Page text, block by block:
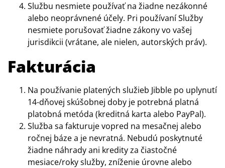
Službu nesmiete používať na žiadne nezákonné
alebo neoprávnené účely. Pri používaní Služby
nesmiete porušovať žiadne zákony vo vašej
jurisdikcii (vrátane, ale nielen, autorských práv).
Fakturácia
Na používanie platených služieb Jibble po uplynutí
14-dňovej skúšobnej doby je potrebná platná
platobná metóda (kreditná karta alebo PayPal).
Služba sa fakturuje vopred na mesačnej alebo
ročnej báze a je nevratná. Nebudú poskytnuté
žiadne náhrady ani kredity za čiastočné
mesiace/roky služby, zníženie úrovne alebo